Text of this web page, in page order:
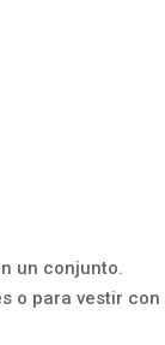
un conjunto.
o para vestir con